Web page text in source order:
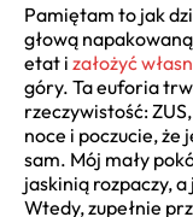
Pamiętam to jak
głową
etat i założyć
góry. Ta euforia
rzeczywistość:
noce i poczucie,
sam. Mój mały
jaskinią rozpaczy,
Wtedy, zupełnie